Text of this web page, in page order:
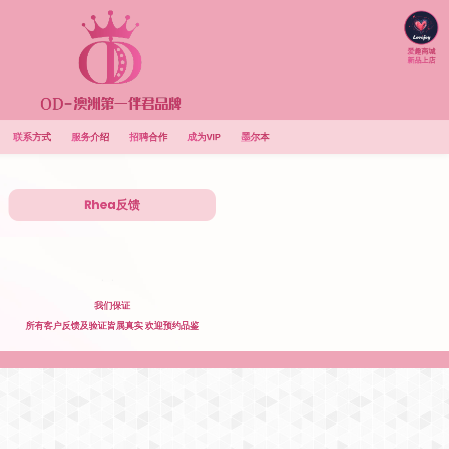
联系方式 服务介绍 招聘合作 成为VIP 墨尔本
Rhea反馈
我们保证
所有客户反馈及验证皆属真实 欢迎预约品鉴
爱趣商城
新品上店